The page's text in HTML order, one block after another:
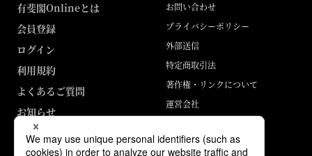
有斐閣Onlineとは
会員登録
ログイン
利用規約
よくあるご質問
お知らせ
お問い合わせ
プライバシーポリシー
外部送信
特定商取引法
著作権・リンクについて
運営会社